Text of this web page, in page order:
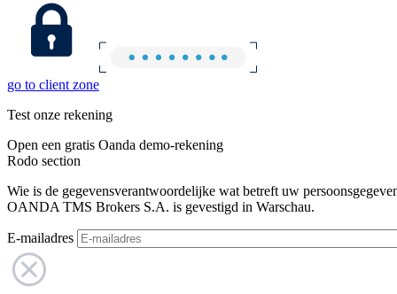
go to client zone
Test onze rekening
Open een gratis Oanda demo-rekening
Rodo section
Wie is de gegevensverantwoordelijke wat betreft uw
OANDA TMS Brokers S.A. is gevestigd in Warschau.
E-mailadres